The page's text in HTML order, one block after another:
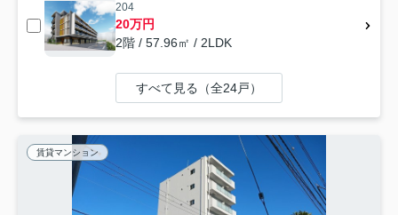
204
20万円
2階 / 57.96㎡ / 2LDK
すべて見る（全24戸）
賃貸マンション